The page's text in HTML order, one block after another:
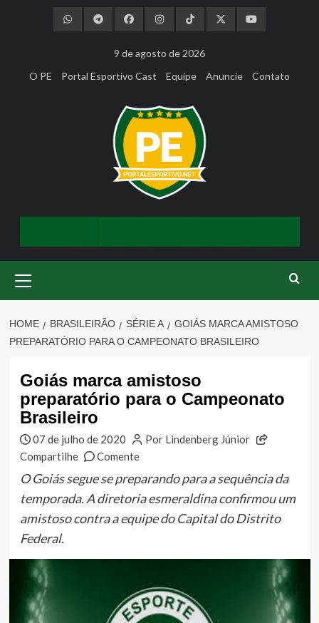
9 de agosto de 2026
O PE
Portal Esportivo Cast Equipe Anuncie Contato
Menu
HOME BRASILEIRÃO SÉRIE A
GOIÁS MARCA AMISTOSO
PREPARATÓRIO PARA O CAMPEONATO BRASILEIRO
Goiás marca amistoso
preparatório para o Campeonato
Brasileiro
07 de julho de 2020
Por Lindenberg Júnior
Compartilhe
Comente
O Goiás segue se preparando para a sequência da
temporada. A diretoria esmeraldina confirmou um
amistoso contra a equipe do Capital do Distrito
Federal.